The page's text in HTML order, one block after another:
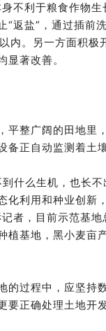
不利于粮食作物生
“返盐”，通过插前
内。另一方面积极
著改善。
平整广阔的田地里
正自动监测着土
什么生机，也长不
化利用和种业创新
者，目前示范基地
植基地，黑小麦亩
过程中，应坚持
要正确处理土地开